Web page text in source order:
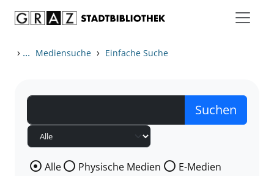
› ... Mediensuche › Einfache Suche
Wählen Sie die Medienart nach der Sie suchen wollen.
Alle Physische Medien
E-Medien